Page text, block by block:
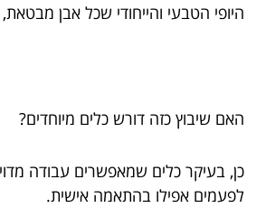
היופי הטבעי והייחודי שכל אבן
האם שיבוץ כזה דורש כלים מיוחדים?
כן, בעיקר כלים שמאפשרים עבודה
לפעמים אפילו בהתאמה אישית.